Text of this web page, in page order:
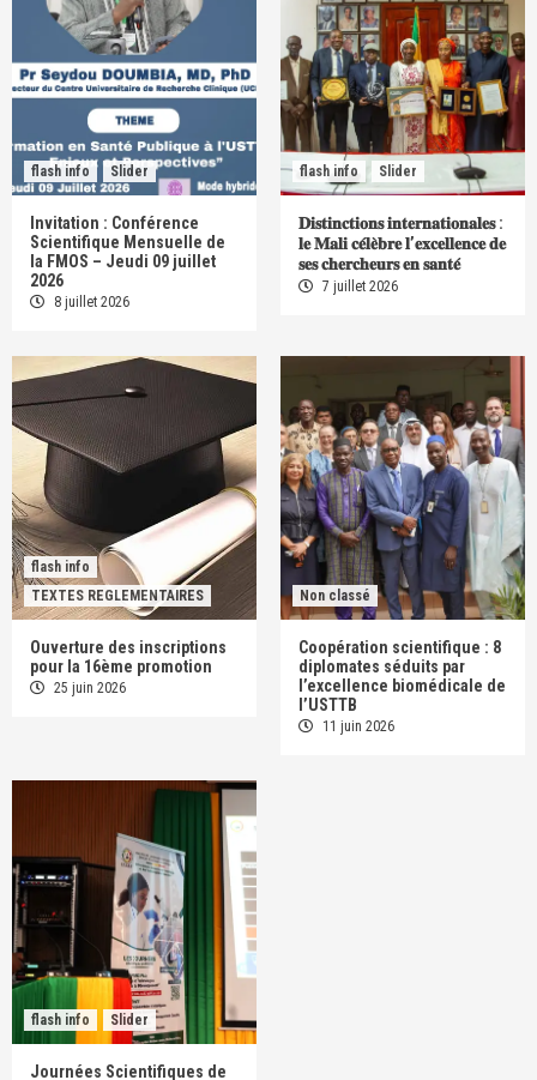
flash info Slider
Invitation : Conférence
Scientifique Mensuelle de
la FMOS – Jeudi 09 juillet
2026
8 juillet 2026
flash info Slider
𝐃𝐢𝐬𝐭𝐢𝐧𝐜𝐭𝐢𝐨𝐧𝐬 𝐢𝐧𝐭𝐞𝐫𝐧𝐚𝐭𝐢𝐨𝐧𝐚𝐥𝐞𝐬 :
𝐥𝐞 𝐌𝐚𝐥𝐢 𝐜𝐞́𝐥𝐞̀𝐛𝐫𝐞 𝐥’𝐞𝐱𝐜𝐞𝐥𝐥𝐞𝐧𝐜𝐞 𝐝𝐞
𝐬𝐞𝐬 𝐜𝐡𝐞𝐫𝐜𝐡𝐞𝐮𝐫𝐬 𝐞𝐧 𝐬𝐚𝐧𝐭𝐞́
7 juillet 2026
flash info
TEXTES REGLEMENTAIRES
Ouverture des inscriptions
pour la 16ème promotion
25 juin 2026
Non classé
Coopération scientifique : 8
diplomates séduits par
l’excellence biomédicale de
l’USTTB
11 juin 2026
flash info Slider
Journées Scientifiques de